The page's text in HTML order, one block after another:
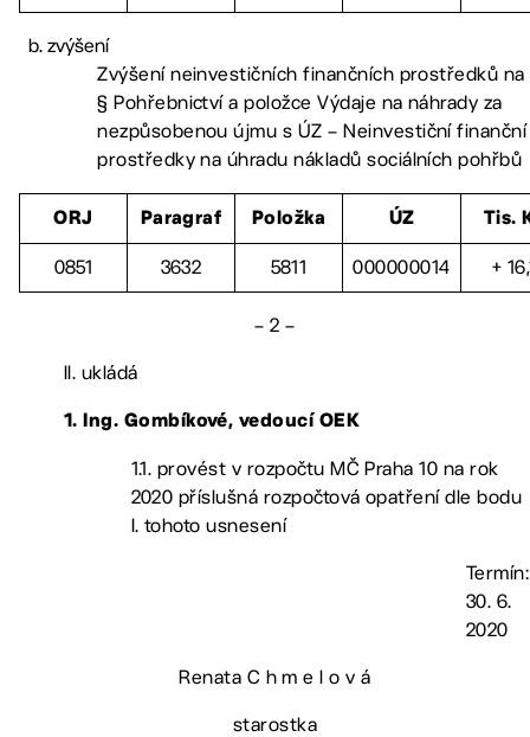
zvýšení
Zvýšení neinvestičních finančních prostředků na
§ Pohřebnictví a položce Výdaje na náhrady za
nezpůsobenou újmu s ÚZ – Neinvestiční finanční
prostředky na úhradu nákladů sociálních pohřbů
ORJ Paragraf Položka ÚZ Tis.
0851 3632 5811 000000014 +
– 2 –
II. ukládá
1. Ing. Gombíkové, vedoucí OEK
1.1. provést v rozpočtu MČ Praha 10 na rok
2020 příslušná rozpočtová opatření dle bodu
I. tohoto usnesení
Termín:
30. 6.
2020
Renata C h m e l o v á
starostka